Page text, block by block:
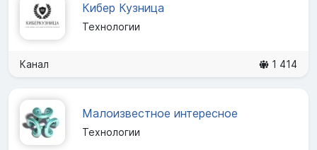
Кибер Кузница
Технологии
Канал 1 414
Малоизвестное интересное
Технологии